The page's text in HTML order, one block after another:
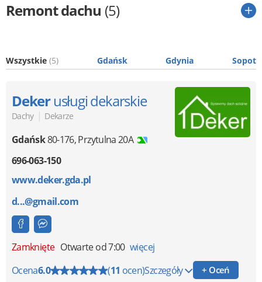
Remont dachu (5)
Wszystkie (5) Gdańsk Gdynia Sopot
Deker usługi dekarskie
Dachy | Dekarze
Gdańsk80-176,Przytulna 20A
696-063-150
www.deker.gda.pl
d...@gmail.com
Zamknięte Otwarte od 7:00 więcej
Ocena6.0 (11 ocen)Szczegóły + Oceń